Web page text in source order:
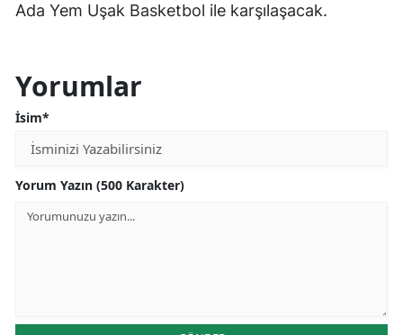
Ada Yem Uşak Basketbol ile karşılaşacak.
Yorumlar
İsim*
Yorum Yazın (500 Karakter)